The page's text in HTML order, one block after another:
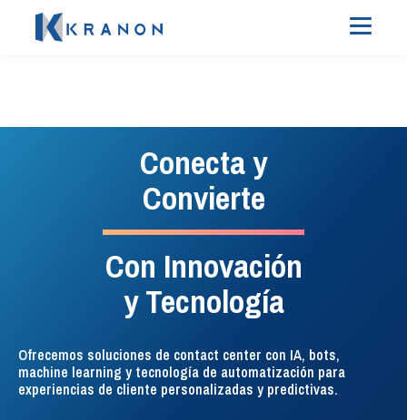
Conecta y
Convierte
Con Innovación
y Tecnología
Ofrecemos soluciones de contact center con IA, bots,
machine learning y tecnología de automatización para
experiencias de cliente personalizadas y predictivas.
Experiencia del
cliente sin
complicaciones
Todos los tickets, todos los
análisis, ¡un solo lugar!
Descubre nuestra plataforma
al cliente y marketing al
siguiente nivel.
Administración
de telefonía
La solución de enrutamiento,
administración, monitoreo e
inteligencia de la telefonía para
VER DETALLES